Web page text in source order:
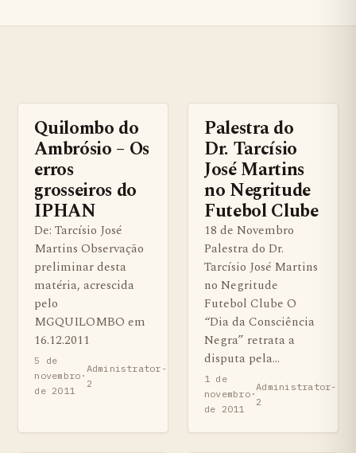
BENS QUILOMBOLAS MATERIAS E IMATERIAIS
Quilombo do
Ambrósio – Os
erros
grosseiros do
IPHAN
De: Tarcísio José
Martins Observação
preliminar desta
matéria, acrescida
pelo
MGQUILOMBO em
16.12.2011
5 de
novembro
de 2011
·
Administrator-
2
BENS QUILOMBOLAS
Palestra do
Dr. Tarcísio
José Martins
no Negritude
Futebol Clube
18 de Novembro
Palestra do Dr.
Tarcísio José Martins
no Negritude
Futebol Clube O
“Dia da Consciência
Negra” retrata a
disputa pela…
1 de
novembro
de 2011
·
Administrator-
2